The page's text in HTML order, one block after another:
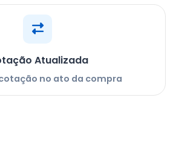
Atualizada
no ato da compra